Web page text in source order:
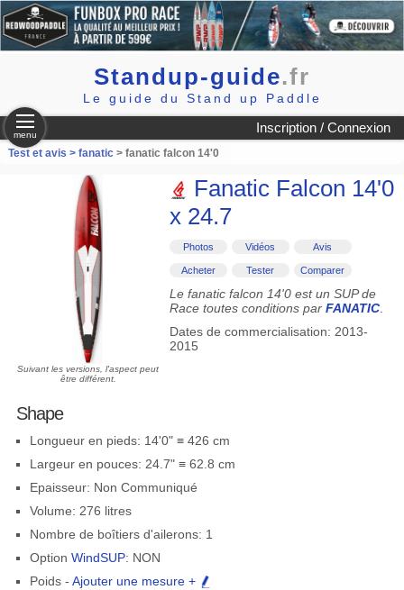
Standup-guide.fr
Le guide du Stand up Paddle
Inscription / Connexion
menu
Test et avis > fanatic> fanatic falcon 14'0
Suivant les versions, l'aspect peut
être différent.
Fanatic Falcon 14'0
x 24.7
Photos Vidéos Avis
Acheter Tester Comparer
Le fanatic falcon 14'0 est un SUP de
Race toutes conditions par FANATIC.
Dates de commercialisation: 2013-
2015
Shape
Longueur en pieds: 14'0" ≡ 426 cm
Largeur en pouces: 24.7" ≡ 62.8 cm
Epaisseur: Non Communiqué
Volume: 276 litres
Nombre de boîtiers d'ailerons: 1
Option WindSUP: NON
Poids - Ajouter une mesure +